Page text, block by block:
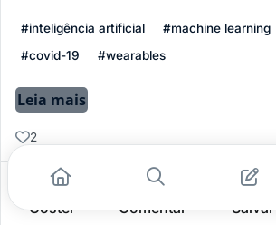
#inteligência artificial #machine learning
#covid-19
#wearables
Leia mais
2
Gostei Comentar Salvar